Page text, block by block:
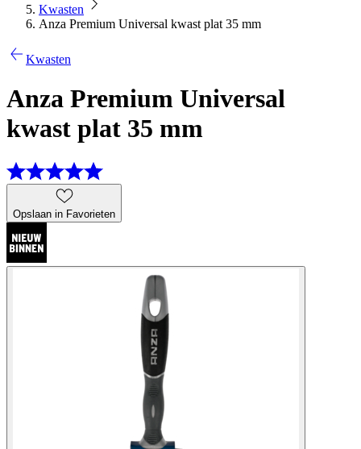
Kwasten
Anza Premium Universal kwast plat 35 mm
Kwasten
Anza Premium Universal
kwast plat 35 mm
Opslaan in Favorieten